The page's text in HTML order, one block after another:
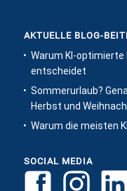
AKTUELLE BLOG-
Warum KI-
entscheidet
Sommerurlaub?
Herbst und
Warum die meisten
SOCIAL MEDIA